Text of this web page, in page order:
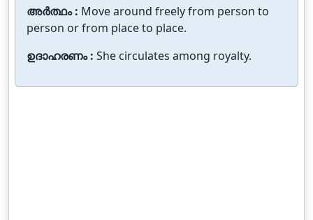
അർത്ഥം : Move around freely from person to
person or from place to place.
ഉദാഹരണം : She circulates among royalty.